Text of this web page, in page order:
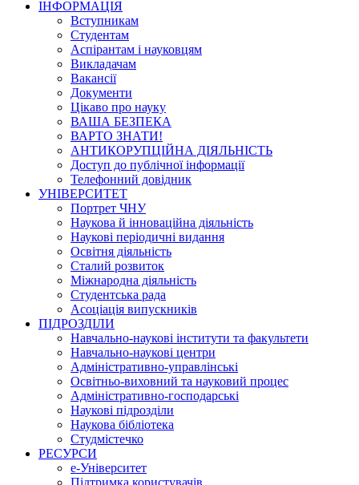
ІНФОРМАЦІЯ
Вступникам
Студентам
Аспірантам і науковцям
Викладачам
Вакансії
Документи
Цікаво про науку
ВАША БЕЗПЕКА
ВАРТО ЗНАТИ!
АНТИКОРУПЦІЙНА ДІЯЛЬНІСТЬ
Доступ до публічної інформації
Телефонний довідник
УНІВЕРСИТЕТ
Портрет ЧНУ
Наукова й інноваційна діяльність
Наукові періодичні видання
Освітня діяльність
Сталий розвиток
Міжнародна діяльність
Студентська рада
Асоціація випускників
ПІДРОЗДІЛИ
Навчально-наукові інститути та факультети
Навчально-наукові центри
Адміністративно-управлінські
Освітньо-виховний та науковий процес
Адміністративно-господарські
Наукові підрозділи
Наукова бібліотека
Студмістечко
РЕСУРСИ
е-Університет
Підтримка користувачів